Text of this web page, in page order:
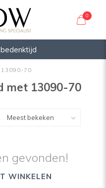
0
13090-70
met 13090-70
gevonden!
WINKELEN